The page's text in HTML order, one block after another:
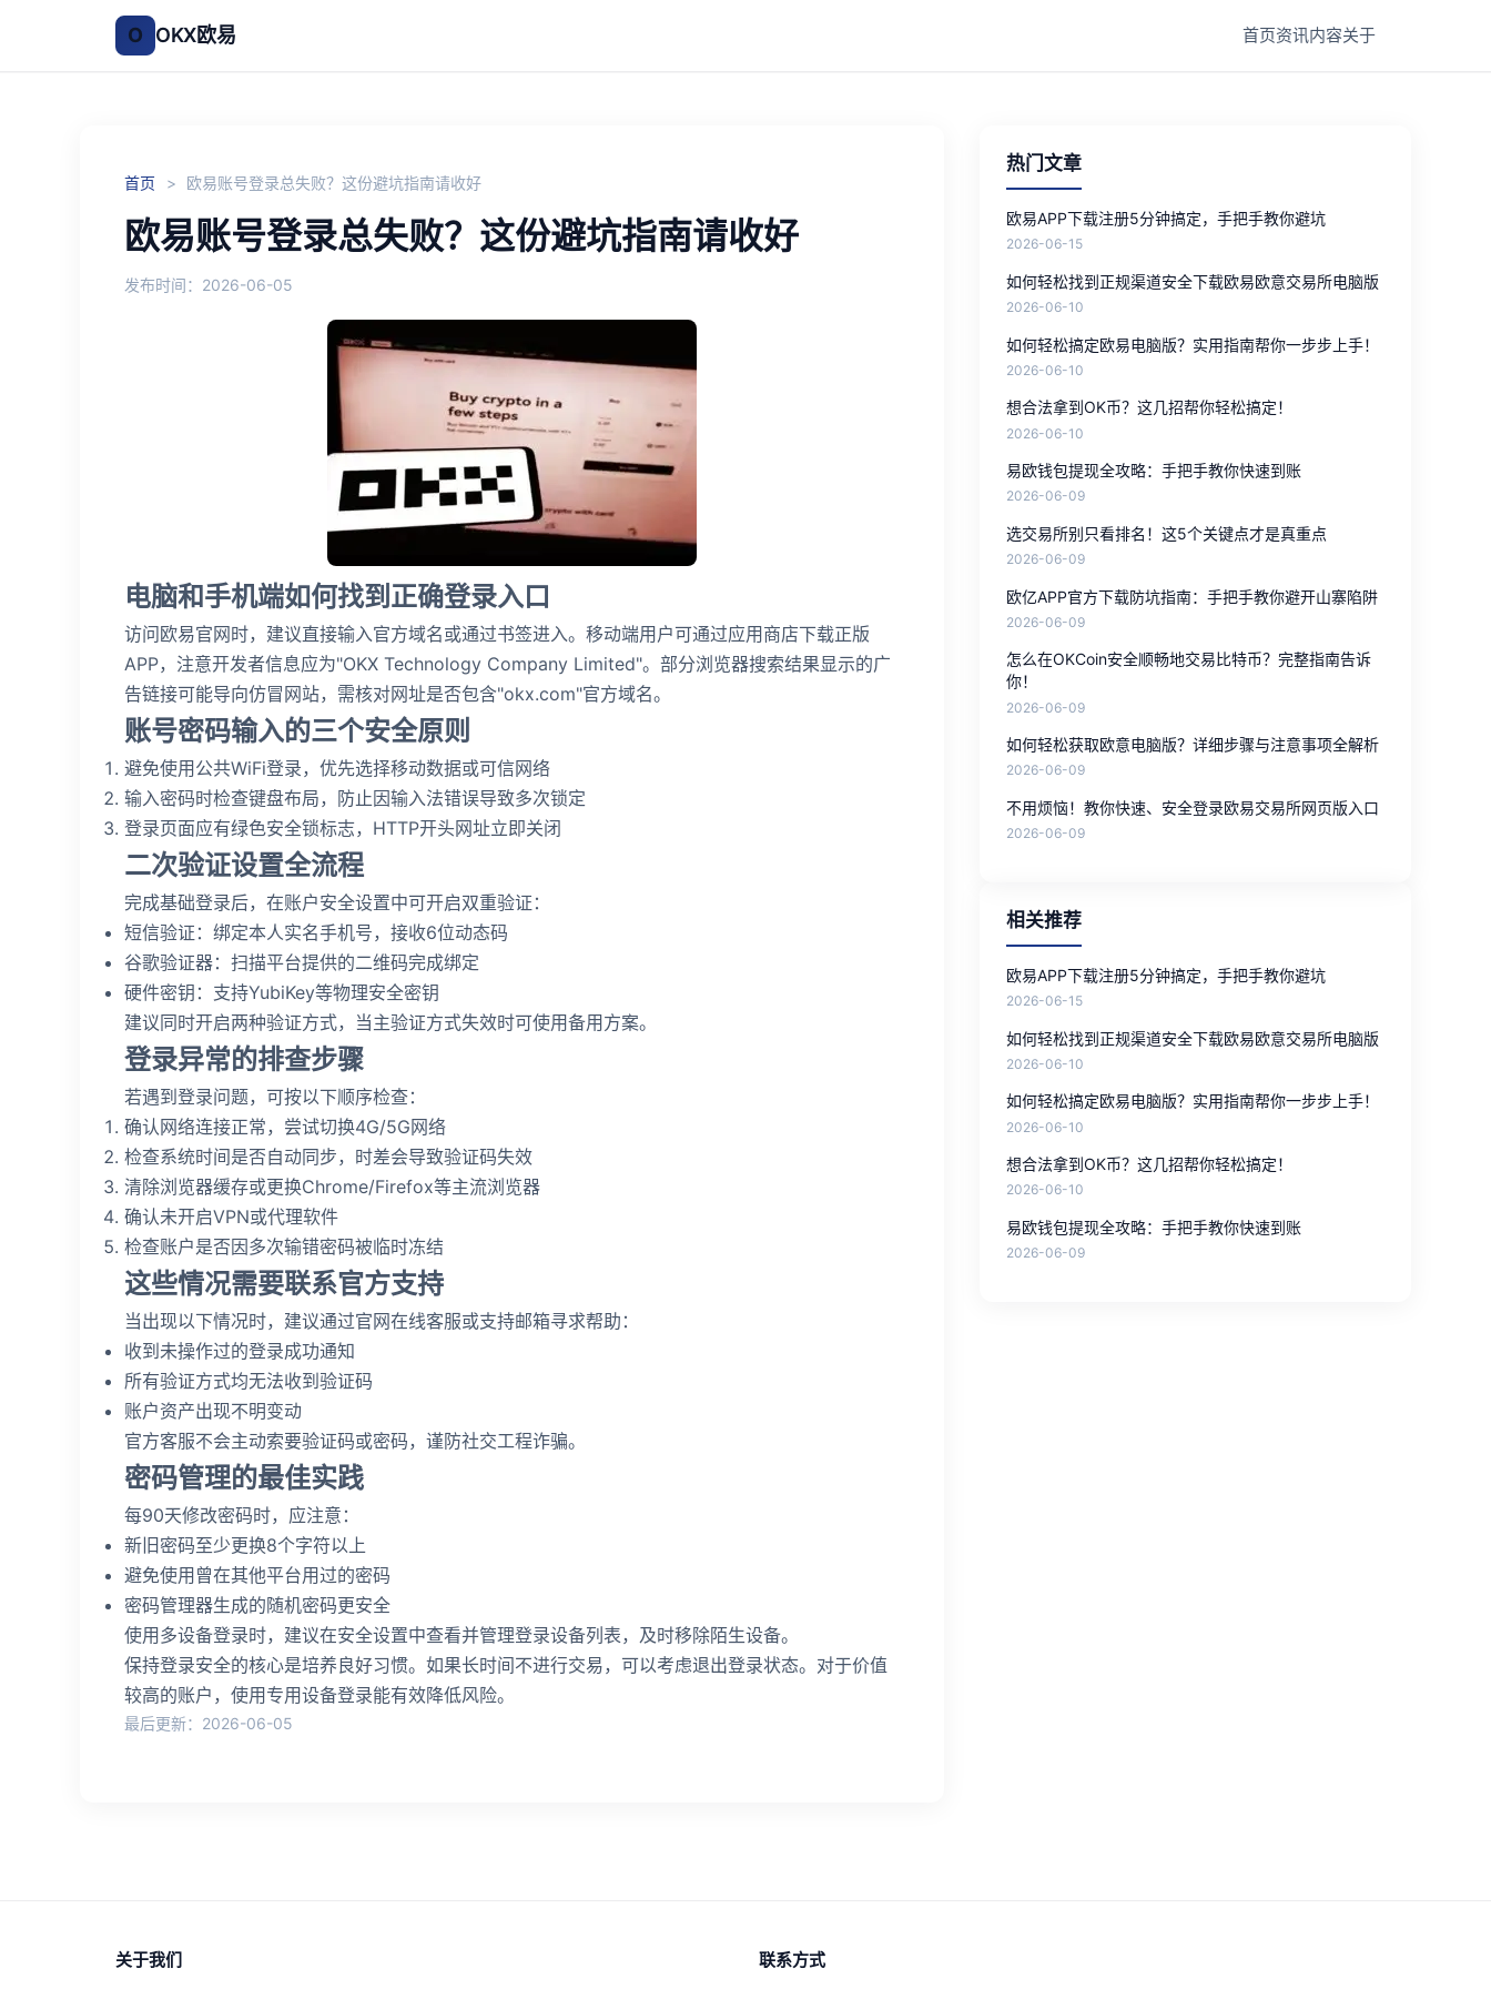
O OKX欧易 首页资讯内容关于
首页 > 欧易账号登录总失败？这份避坑指南请收好
欧易账号登录总失败？这份避坑指南请收好
发布时间：2026-06-05
电脑和手机端如何找到正确登录入口
访问欧易官网时，建议直接输入官方域名或通过书签进入。移动端用户可通过应用商店下载正版
APP，注意开发者信息应为"OKX Technology Company Limited"。部分浏览器搜索结果显示的广
告链接可能导向仿冒网站，需核对网址是否包含"okx.com"官方域名。
账号密码输入的三个安全原则
避免使用公共WiFi登录，优先选择移动数据或可信网络
输入密码时检查键盘布局，防止因输入法错误导致多次锁定
登录页面应有绿色安全锁标志，HTTP开头网址立即关闭
二次验证设置全流程
完成基础登录后，在账户安全设置中可开启双重验证：
短信验证：绑定本人实名手机号，接收6位动态码
谷歌验证器：扫描平台提供的二维码完成绑定
硬件密钥：支持YubiKey等物理安全密钥
建议同时开启两种验证方式，当主验证方式失效时可使用备用方案。
登录异常的排查步骤
若遇到登录问题，可按以下顺序检查：
确认网络连接正常，尝试切换4G/5G网络
检查系统时间是否自动同步，时差会导致验证码失效
清除浏览器缓存或更换Chrome/Firefox等主流浏览器
确认未开启VPN或代理软件
检查账户是否因多次输错密码被临时冻结
这些情况需要联系官方支持
当出现以下情况时，建议通过官网在线客服或支持邮箱寻求帮助：
收到未操作过的登录成功通知
所有验证方式均无法收到验证码
账户资产出现不明变动
官方客服不会主动索要验证码或密码，谨防社交工程诈骗。
密码管理的最佳实践
每90天修改密码时，应注意：
新旧密码至少更换8个字符以上
避免使用曾在其他平台用过的密码
密码管理器生成的随机密码更安全
使用多设备登录时，建议在安全设置中查看并管理登录设备列表，及时移除陌生设备。
保持登录安全的核心是培养良好习惯。如果长时间不进行交易，可以考虑退出登录状态。对于价值
较高的账户，使用专用设备登录能有效降低风险。
最后更新：2026-06-05
热门文章
欧易APP下载注册5分钟搞定，手把手教你避坑
2026-06-15
如何轻松找到正规渠道安全下载欧易欧意交易所电脑版
2026-06-10
如何轻松搞定欧易电脑版？实用指南帮你一步步上手！
2026-06-10
想合法拿到OK币？这几招帮你轻松搞定！
2026-06-10
易欧钱包提现全攻略：手把手教你快速到账
2026-06-09
选交易所别只看排名！这5个关键点才是真重点
2026-06-09
欧亿APP官方下载防坑指南：手把手教你避开山寨陷阱
2026-06-09
怎么在OKCoin安全顺畅地交易比特币？完整指南告诉
你！
2026-06-09
如何轻松获取欧意电脑版？详细步骤与注意事项全解析
2026-06-09
不用烦恼！教你快速、安全登录欧易交易所网页版入口
2026-06-09
相关推荐
欧易APP下载注册5分钟搞定，手把手教你避坑
2026-06-15
如何轻松找到正规渠道安全下载欧易欧意交易所电脑版
2026-06-10
如何轻松搞定欧易电脑版？实用指南帮你一步步上手！
2026-06-10
想合法拿到OK币？这几招帮你轻松搞定！
2026-06-10
易欧钱包提现全攻略：手把手教你快速到账
2026-06-09
关于我们 联系方式